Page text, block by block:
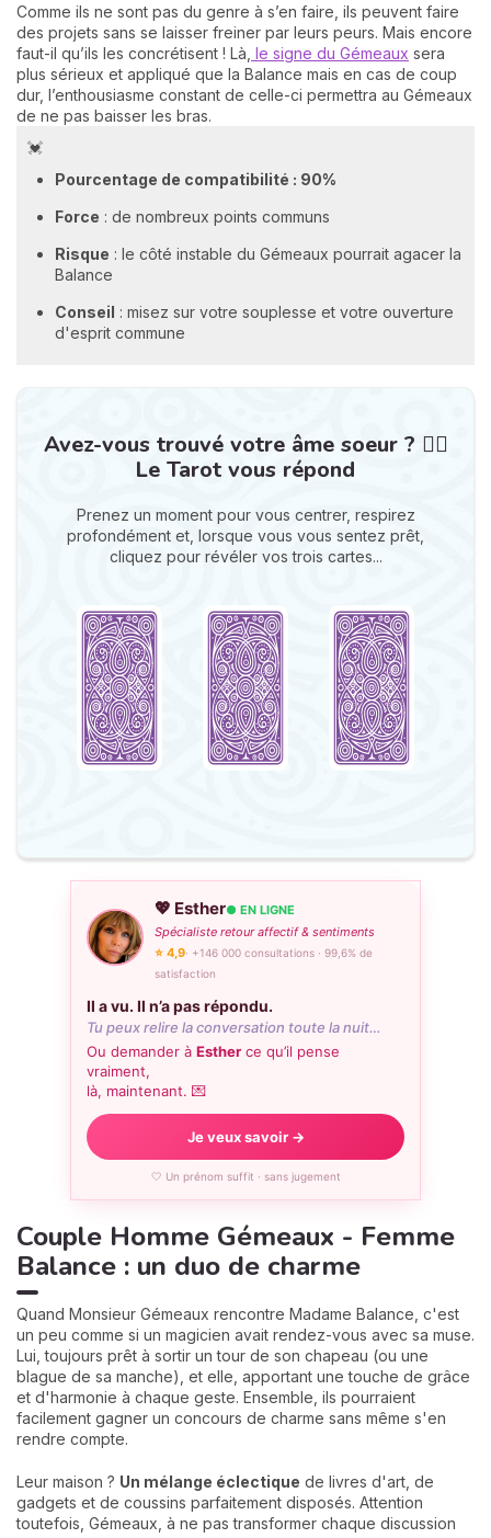
Comme ils ne sont pas du genre à s’en faire, ils peuvent faire
des projets sans se laisser freiner par leurs peurs. Mais encore
faut-il qu’ils les concrétisent ! Là, le signe du Gémeaux sera
plus sérieux et appliqué que la Balance mais en cas de coup
dur, l’enthousiasme constant de celle-ci permettra au Gémeaux
de ne pas baisser les bras.
💓
Pourcentage de compatibilité : 90%
Force : de nombreux points communs
Risque : le côté instable du Gémeaux pourrait agacer la
Balance
Conseil : misez sur votre souplesse et votre ouverture
d'esprit commune
Avez-vous trouvé votre âme soeur ? ❤️‍🔥
Le Tarot vous répond
Prenez un moment pour vous centrer, respirez
profondément et, lorsque vous vous sentez prêt,
cliquez pour révéler vos trois cartes...
💖 Esther● EN LIGNE
Spécialiste retour affectif & sentiments
⭐ 4,9· +146 000 consultations · 99,6% de
satisfaction
Il a vu. Il n’a pas répondu.
Tu peux relire la conversation toute la nuit…
Ou demander à Esther ce qu’il pense
vraiment,
là, maintenant. 💌
Je veux savoir →
🤍 Un prénom suffit · sans jugement
Couple Homme Gémeaux - Femme
Balance : un duo de charme
Quand Monsieur Gémeaux rencontre Madame Balance, c'est
un peu comme si un magicien avait rendez-vous avec sa muse.
Lui, toujours prêt à sortir un tour de son chapeau (ou une
blague de sa manche), et elle, apportant une touche de grâce
et d'harmonie à chaque geste. Ensemble, ils pourraient
facilement gagner un concours de charme sans même s'en
rendre compte.
Leur maison ? Un mélange éclectique de livres d'art, de
gadgets et de coussins parfaitement disposés. Attention
toutefois, Gémeaux, à ne pas transformer chaque discussion